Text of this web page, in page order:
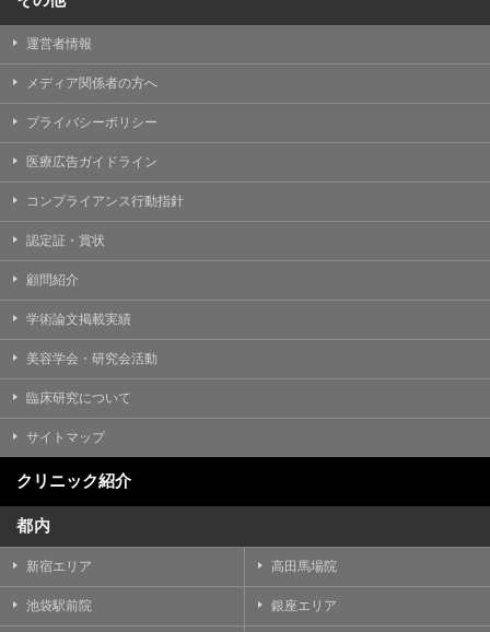
運営者情報
メディア関係者の方へ
プライバシーポリシー
医療広告ガイドライン
コンプライアンス行動指針
認定証・賞状
顧問紹介
学術論文掲載実績
美容学会・研究会活動
臨床研究について
サイトマップ
クリニック紹介
都内
新宿エリア 高田馬場院
池袋駅前院 銀座エリア